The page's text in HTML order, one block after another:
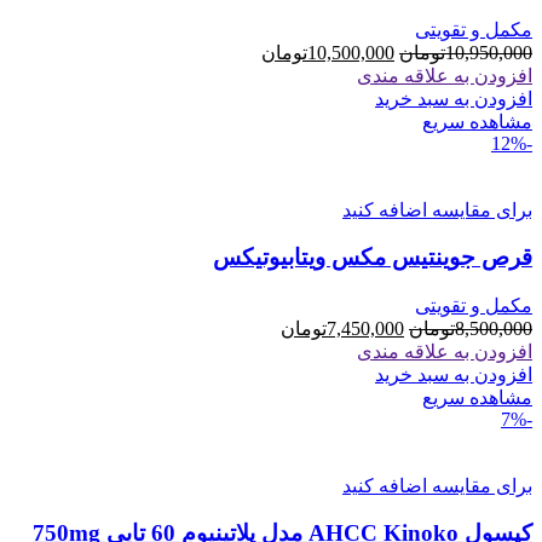
مکمل و تقویتی
10,950,000تومان قیمت
اصلی
10,500,000تومان
افزودن به علاقه مندی
افزودن به سبد خرید
مشاهده سریع
-12%
برای مقایسه اضافه کنید
قرص جوینتیس مکس ویتابیوتیکس
مکمل و تقویتی
8,500,000تومان قیمت
اصلی
7,450,000تومان
افزودن به علاقه مندی
افزودن به سبد خرید
مشاهده سریع
-7%
برای مقایسه اضافه کنید
کپسول AHCC Kinoko مدل پلاتینیوم 60 تایی 750mg